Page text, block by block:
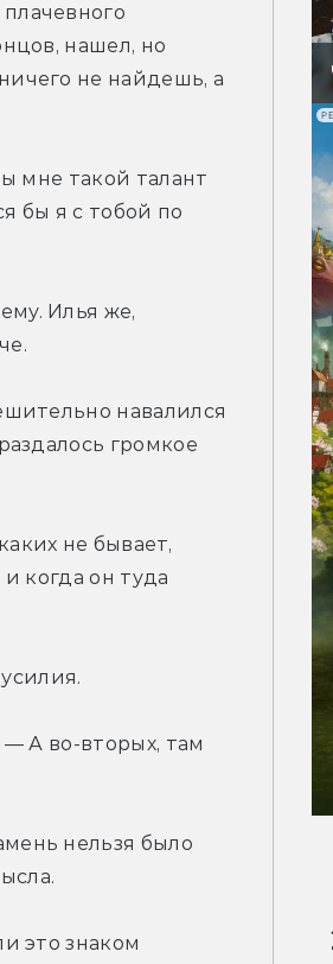
нашел, но
не найдешь, а
мне такой талант
бы я с тобой по
Илья же,
навалился
громкое
не бывает,
когда он туда
А во-вторых, там
нельзя было
это знаком